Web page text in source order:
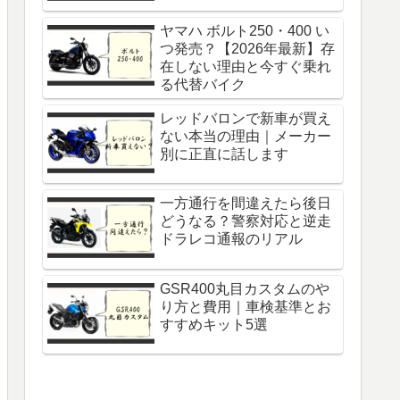
ヤマハ ボルト250・400 い
つ発売？【2026年最新】存
在しない理由と今すぐ乗れ
る代替バイク
レッドバロンで新車が買え
ない本当の理由｜メーカー
別に正直に話します
一方通行を間違えたら後日
どうなる？警察対応と逆走
ドラレコ通報のリアル
GSR400丸目カスタムのや
り方と費用｜車検基準とお
すすめキット5選